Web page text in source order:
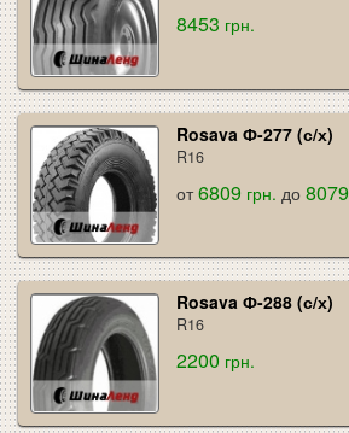
8453 грн.
Rosava Ф-277 (с/х)
R16
от6809 грн. до8079
Rosava Ф-288 (с/х)
R16
2200 грн.